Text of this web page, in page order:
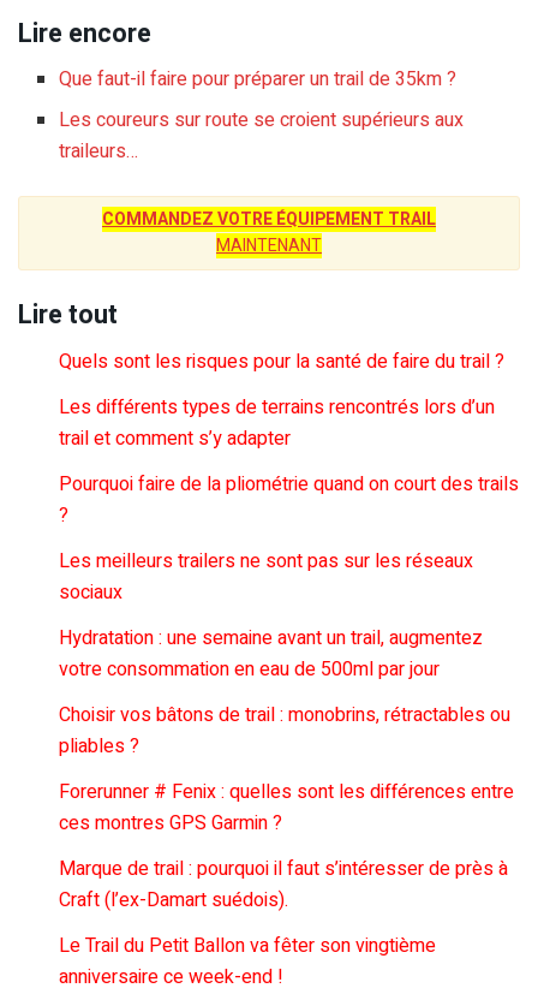
Lire encore
Que faut-il faire pour préparer un trail de 35km ?
Les coureurs sur route se croient supérieurs aux
traileurs…
COMMANDEZ VOTRE ÉQUIPEMENT TRAIL
MAINTENANT
Lire tout
Quels sont les risques pour la santé de faire du trail ?
Les différents types de terrains rencontrés lors d’un
trail et comment s’y adapter
Pourquoi faire de la pliométrie quand on court des trails
?
Les meilleurs trailers ne sont pas sur les réseaux
sociaux
Hydratation : une semaine avant un trail, augmentez
votre consommation en eau de 500ml par jour
Choisir vos bâtons de trail : monobrins, rétractables ou
pliables ?
Forerunner # Fenix : quelles sont les différences entre
ces montres GPS Garmin ?
Marque de trail : pourquoi il faut s’intéresser de près à
Craft (l’ex-Damart suédois).
Le Trail du Petit Ballon va fêter son vingtième
anniversaire ce week-end !